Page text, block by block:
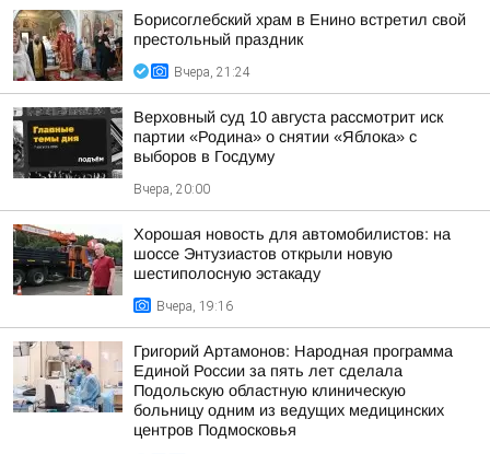
Борисоглебский храм в Енино встретил свой
престольный праздник
Вчера, 21:24
Верховный суд 10 августа рассмотрит иск
партии «Родина» о снятии «Яблока» с
выборов в Госдуму
Вчера, 20:00
Хорошая новость для автомобилистов: на
шоссе Энтузиастов открыли новую
шестиполосную эстакаду
Вчера, 19:16
Григорий Артамонов: Народная программа
Единой России за пять лет сделала
Подольскую областную клиническую
больницу одним из ведущих медицинских
центров Подмосковья